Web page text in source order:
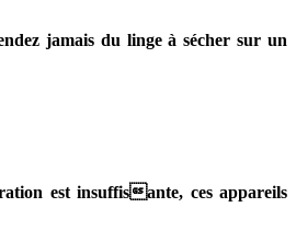
jamais du linge à sécher sur un
est insuffisante, ces appareils